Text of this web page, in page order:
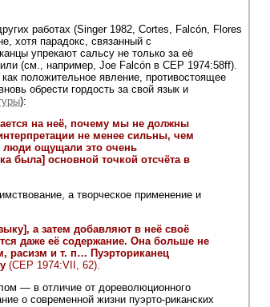
работах (Singer 1982, Cortes, Falcón, Flores
хотя парадокс, связанный с
упрекают сальсу не только за её
(см., например, Joe Falcón в CEP 1974:58ff).
положительное явление, противостоящее
обрести гордость за свой язык и
):
на неё, почему мы не должны
не менее сильны, чем
люди ощущали это очень
была] основной точкой отсчёта в
а творческое применение и
а затем добавляют в неё своё
даже её содержание. Она больше не
расизм и т. п… Пуэрториканец
(CEP 1974:VII, 62).
— в отличие от дореволюционного
о современной жизни пуэрто-риканских